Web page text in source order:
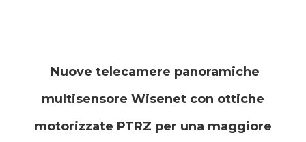
Nuove telecamere panoramiche
multisensore Wisenet con ottiche
motorizzate PTRZ per una maggiore